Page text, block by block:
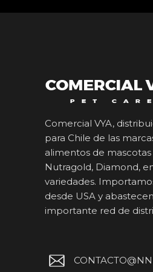
Comercial VYA,
para Chile de las
alimentos de
Nutragold, Diamond,
variedades.
desde USA y
importante red de